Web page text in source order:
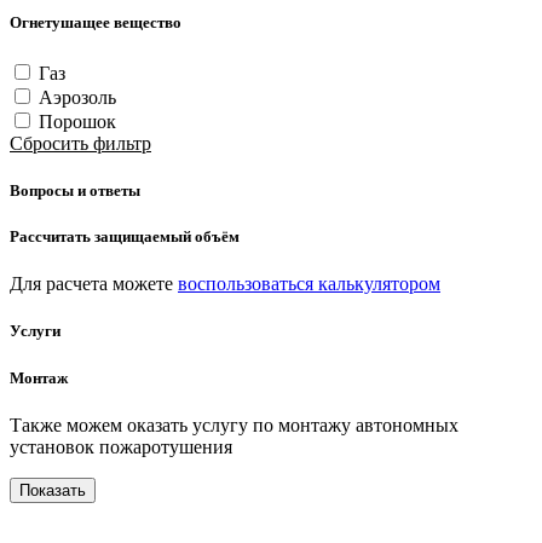
Огнетушащее вещество
Газ
Аэрозоль
Порошок
Сбросить фильтр
Вопросы и ответы
Рассчитать защищаемый объём
Для расчета можете воспользоваться калькулятором
Услуги
Монтаж
Также можем оказать услугу по монтажу автономных
установок пожаротушения
Показать